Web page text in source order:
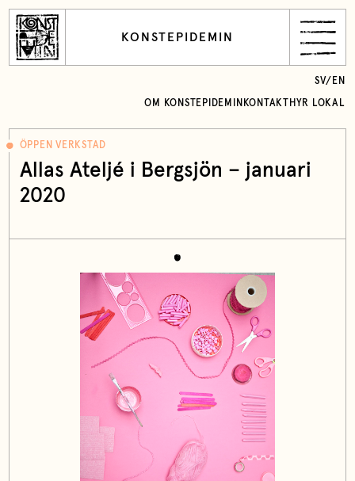
KONSTEPIDEMIN
OM KONSTEPIDEMIN KONTAKT HYR LOKAL
SV/ EN
ÖPPEN VERKSTAD
Allas Ateljé i Bergsjön – januari
2020